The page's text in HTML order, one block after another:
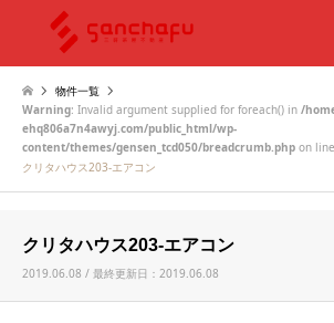
物件一覧
Warning: Invalid argument supplied for foreach() in /
ehq806a7n4awyj.com/public_html/wp-
content/themes/gensen_tcd050/breadcrumb.php on line
クリタハウス203-エアコン
クリタハウス203-エアコン
2019.06.08 / 最終更新日：2019.06.08